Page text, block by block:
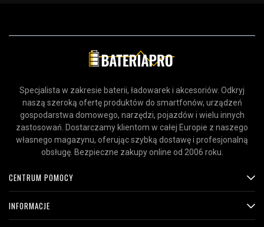
Specjalista w zakresie baterii, ładowarek i akcesoriów. Odkryj
naszą szeroką ofertę produktów do smartfonów, urządzeń
gospodarstwa domowego, narzędzi, pojazdów i wielu innych
zastosowań. Dostarczamy klientom w całej Europie z naszego
własnego magazynu, oferując szybką dostawę i profesjonalną
obsługę. Bezpieczne zakupy online od 2006 roku.
CENTRUM POMOCY
INFORMACJE